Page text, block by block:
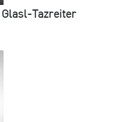
Glasl-Tazreiter